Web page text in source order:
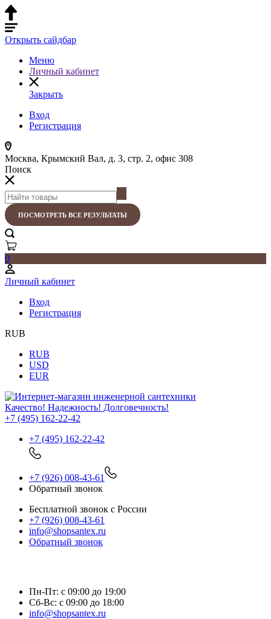
Открыть сайдбар
Меню
Личный кабинет
Закрыть
Вход
Регистрация
Москва, Крымский Вал, д. 3, стр. 2, офис 308
Поиск
ПОСМОТРЕТЬ ВСЕ РЕЗУЛЬТАТЫ
0
Личный кабинет
Вход
Регистрация
RUB
RUB
USD
EUR
Качество! Надежность! Долговечность!
+7 (495) 162-22-42
+7 (495) 162-22-42
+7 (926) 008-43-61
Обратный звонок
Бесплатной звонок с России
+7 (926) 008-43-61
info@shopsantex.ru
Обратный звонок
Пн-Пт: с 09:00 до 19:00
Сб-Вс: с 09:00 до 18:00
info@shopsantex.ru